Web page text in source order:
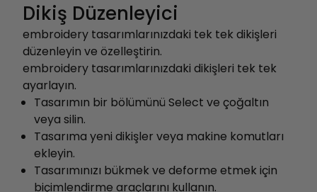
Dikiş Düzenleyici
embroidery tasarımlarınızdaki tek tek dikişleri
düzenleyin ve özelleştirin.
embroidery tasarımlarınızdaki dikişleri tek tek
ayarlayın.
Tasarımın bir bölümünü Select ve çoğaltın
veya silin.
Tasarıma yeni dikişler veya makine komutları
ekleyin.
Tasarımınızı bükmek ve deforme etmek için
biçimlendirme araçlarını kullanın.